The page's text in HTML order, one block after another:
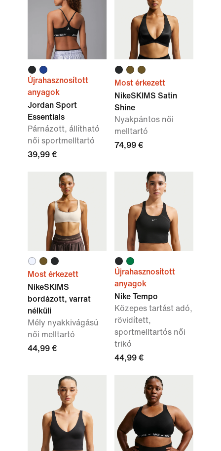
Újrahasznosított
anyagok
Jordan Sport
Essentials
Párnázott, állítható
női sportmelltartó
39,99 €
Most érkezett
NikeSKIMS Satin
Shine
Nyakpántos női
melltartó
74,99 €
Most érkezett
NikeSKIMS
bordázott, varrat
nélküli
Mély nyakkivágású
női melltartó
44,99 €
Újrahasznosított
anyagok
Nike Tempo
Közepes tartást adó,
rövidített,
sportmelltartós női
trikó
44,99 €